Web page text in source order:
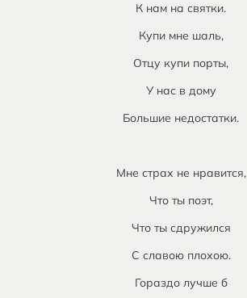
К нам на святки.
Купи мне шаль,
Отцу купи порты,
У нас в дому
Большие недостатки.
Мне страх не нравится,
Что ты поэт,
Что ты сдружился
С славою плохою.
Гораздо лучше б